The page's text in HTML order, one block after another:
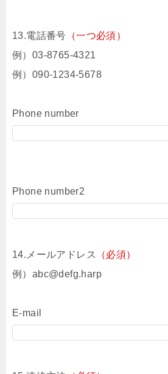
13.電話番号 （一つ必須）
例）03-8765-4321
例）090-1234-5678
Phone number
Phone number2
14.メールアドレス
（必須）
例）abc@defg.harp
E-mail